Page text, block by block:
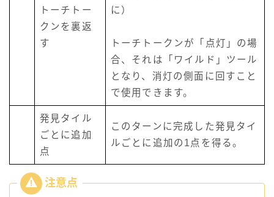
トーチトー
クンを裏返
す
に）
トーチトークンが「点灯」の場
合、それは「ワイルド」ツール
となり、消灯の側面に回すこと
で使用できます。
発見タイル
ごとに追加
点
このターンに完成した発見タイ
ルごとに追加の1点を得る。